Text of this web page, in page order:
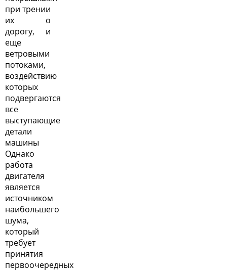
при трении
их о
дорогу, и
еще
ветровыми
потоками,
воздействию
которых
подвергаются
все
выступающие
детали
машины
Однако
работа
двигателя
является
источником
наибольшего
шума,
который
требует
принятия
первоочередных